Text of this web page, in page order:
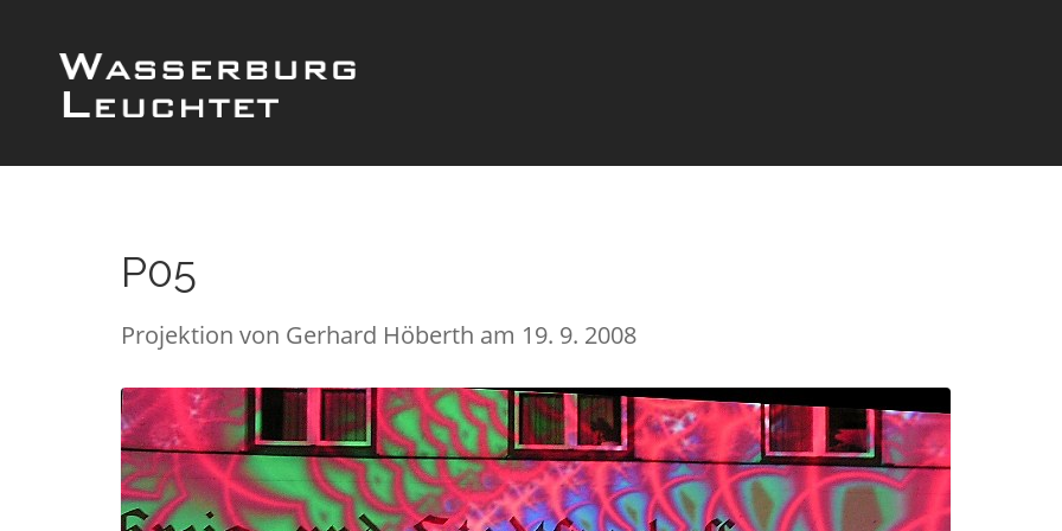
P05
Projektion von Gerhard Höberth am 19. 9. 2008